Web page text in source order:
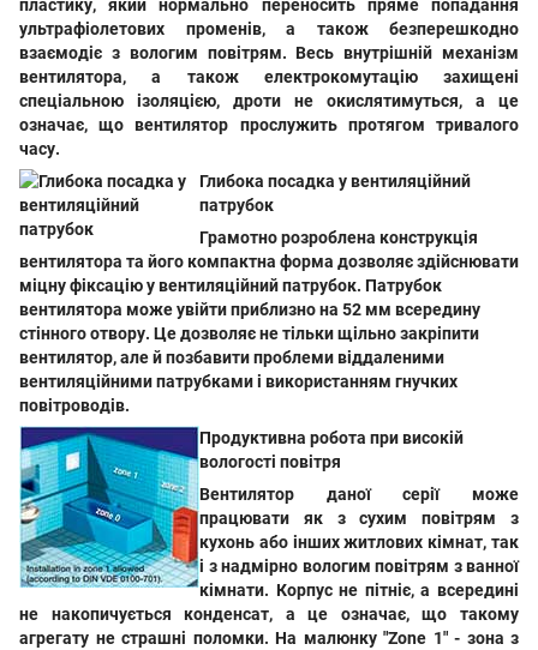
пластику, який нормально переносить пряме попадання
ультрафіолетових променів, а також безперешкодно
взаємодіє з вологим повітрям. Весь внутрішній механізм
вентилятора, а також електрокомутацію захищені
спеціальною ізоляцією, дроти не окислятимуться, а це
означає, що вентилятор прослужить протягом тривалого
часу.
Глибока посадка у вентиляційний
патрубок
Грамотно розроблена конструкція
вентилятора та його компактна форма дозволяє здійснювати
міцну фіксацію у вентиляційний патрубок. Патрубок
вентилятора може увійти приблизно на 52 мм всередину
стінного отвору. Це дозволяє не тільки щільно закріпити
вентилятор, але й позбавити проблеми віддаленими
вентиляційними патрубками і використанням гнучких
повітроводів.
Продуктивна робота при високій
вологості повітря
Вентилятор даної серії може
працювати як з сухим повітрям з
кухонь або інших житлових кімнат, так
і з надмірно вологим повітрям з ванної
кімнати. Корпус не пітніє, а всередині
не накопичується конденсат, а це означає, що такому
агрегату не страшні поломки. На малюнку "Zone 1" - зона з